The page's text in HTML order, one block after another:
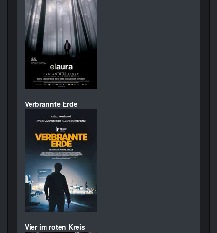
Verbrannte Erde
Vier im roten Kreis